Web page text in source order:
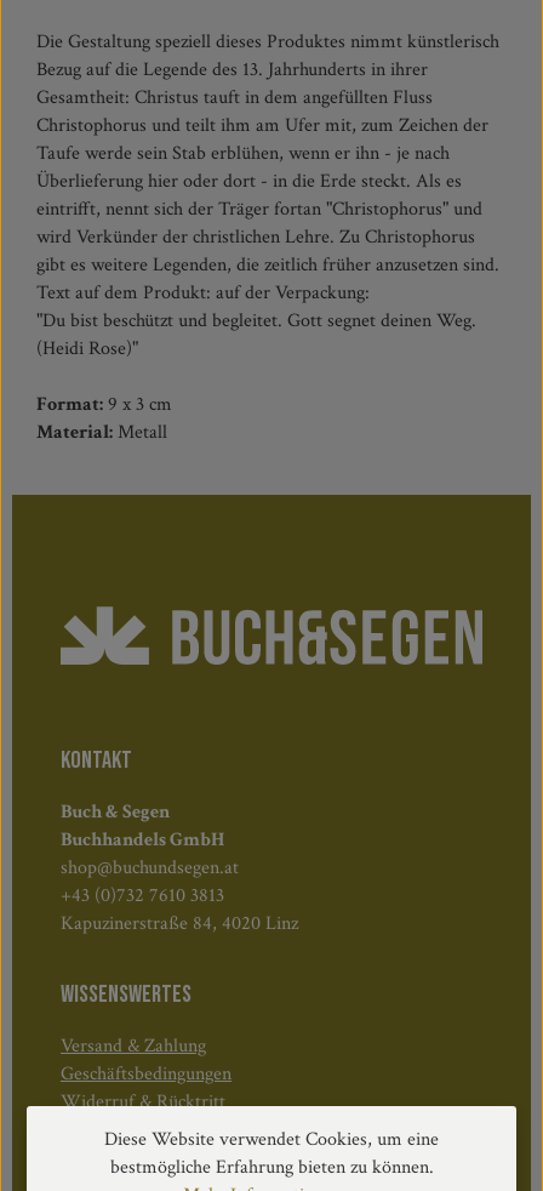
Die Gestaltung speziell dieses Produktes nimmt künstlerisch
Bezug auf die Legende des 13. Jahrhunderts in ihrer
Gesamtheit: Christus tauft in dem angefüllten Fluss
Christophorus und teilt ihm am Ufer mit, zum Zeichen der
Taufe werde sein Stab erblühen, wenn er ihn - je nach
Überlieferung hier oder dort - in die Erde steckt. Als es
eintrifft, nennt sich der Träger fortan "Christophorus" und
wird Verkünder der christlichen Lehre. Zu Christophorus
gibt es weitere Legenden, die zeitlich früher anzusetzen sind.
Text auf dem Produkt: auf der Verpackung:
"Du bist beschützt und begleitet. Gott segnet deinen Weg.
(Heidi Rose)"
Format: 9 x 3 cm
Material:Metall
KONTAKT
Buch & Segen
Buchhandels GmbH
shop@buchundsegen.at
+43 (0)732 7610 3813
Kapuzinerstraße 84, 4020 Linz
WISSENSWERTES
Versand & Zahlung
Geschäftsbedingungen
Widerruf & Rücktritt
Öffnungszeiten:
Diese Website verwendet Cookies, um eine
bestmögliche Erfahrung bieten zu können.